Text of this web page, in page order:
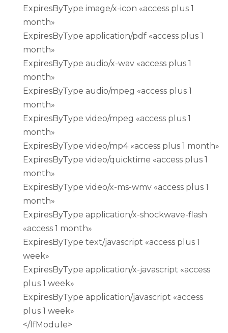
ExpiresByType image/x-icon «access plus 1
month»
ExpiresByType application/pdf «access plus 1
month»
ExpiresByType audio/x-wav «access plus 1
month»
ExpiresByType audio/mpeg «access plus 1
month»
ExpiresByType video/mpeg «access plus 1
month»
ExpiresByType video/mp4 «access plus 1 month»
ExpiresByType video/quicktime «access plus 1
month»
ExpiresByType video/x-ms-wmv «access plus 1
month»
ExpiresByType application/x-shockwave-flash
«access 1 month»
ExpiresByType text/javascript «access plus 1
week»
ExpiresByType application/x-javascript «access
plus 1 week»
ExpiresByType application/javascript «access
plus 1 week»
</IfModule>